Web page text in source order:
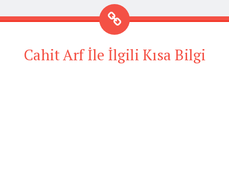
Cahit Arf İle İlgili Kısa Bilgi